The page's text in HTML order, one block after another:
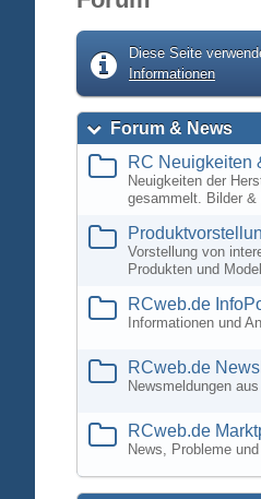
Diese Seite
Informationen
Forum & News
RC Neuigkeiten
Neuigkeiten der
gesammelt. Bilder &
Vorstellung von
Produkten und
RCweb.de
Informationen und
RCweb.de
Newsmeldungen
RCweb.de
News, Probleme